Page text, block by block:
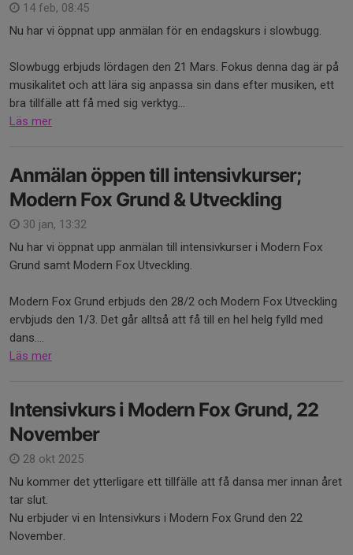
14 feb, 08:45
Nu har vi öppnat upp anmälan för en endagskurs i slowbugg.
Slowbugg erbjuds lördagen den 21 Mars. Fokus denna dag är på
musikalitet och att lära sig anpassa sin dans efter musiken, ett
bra tillfälle att få med sig verktyg...
Läs mer
Anmälan öppen till intensivkurser;
Modern Fox Grund & Utveckling
30 jan, 13:32
Nu har vi öppnat upp anmälan till intensivkurser i Modern Fox
Grund samt Modern Fox Utveckling.
Modern Fox Grund erbjuds den 28/2 och Modern Fox Utveckling
ervbjuds den 1/3. Det går alltså att få till en hel helg fylld med
dans....
Läs mer
Intensivkurs i Modern Fox Grund, 22
November
28 okt 2025
Nu kommer det ytterligare ett tillfälle att få dansa mer innan året
tar slut.
Nu erbjuder vi en Intensivkurs i Modern Fox Grund den 22
November.